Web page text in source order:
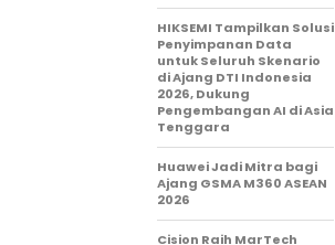
HIKSEMI Tampilkan Solusi
Penyimpanan Data
untuk Seluruh Skenario
di Ajang DTI Indonesia
2026, Dukung
Pengembangan AI di Asia
Tenggara
Huawei Jadi Mitra bagi
Ajang GSMA M360 ASEAN
2026
Cision Raih MarTech